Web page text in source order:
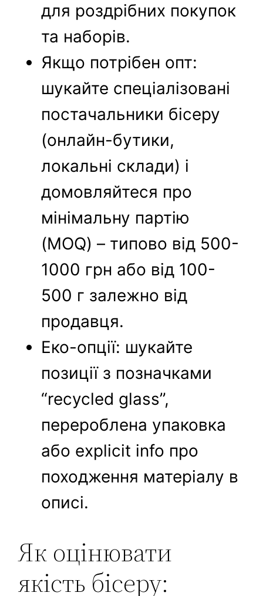
для роздрібних покупок
та наборів.
Якщо потрібен опт:
шукайте спеціалізовані
постачальники бісеру
(онлайн-бутики,
локальні склади) і
домовляйтеся про
мінімальну партію
(MOQ) – типово від 500-
1000 грн або від 100-
500 г залежно від
продавця.
Еко-опції: шукайте
позиції з позначками
“recycled glass”,
перероблена упаковка
або explicit info про
походження матеріалу в
описі.
Як оцінювати
якість бісеру: